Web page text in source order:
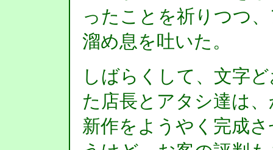
ったことを祈りつつ
溜め息を吐いた。
しばらくして、文字
た店長とアタシ達は
新作をようやく完成